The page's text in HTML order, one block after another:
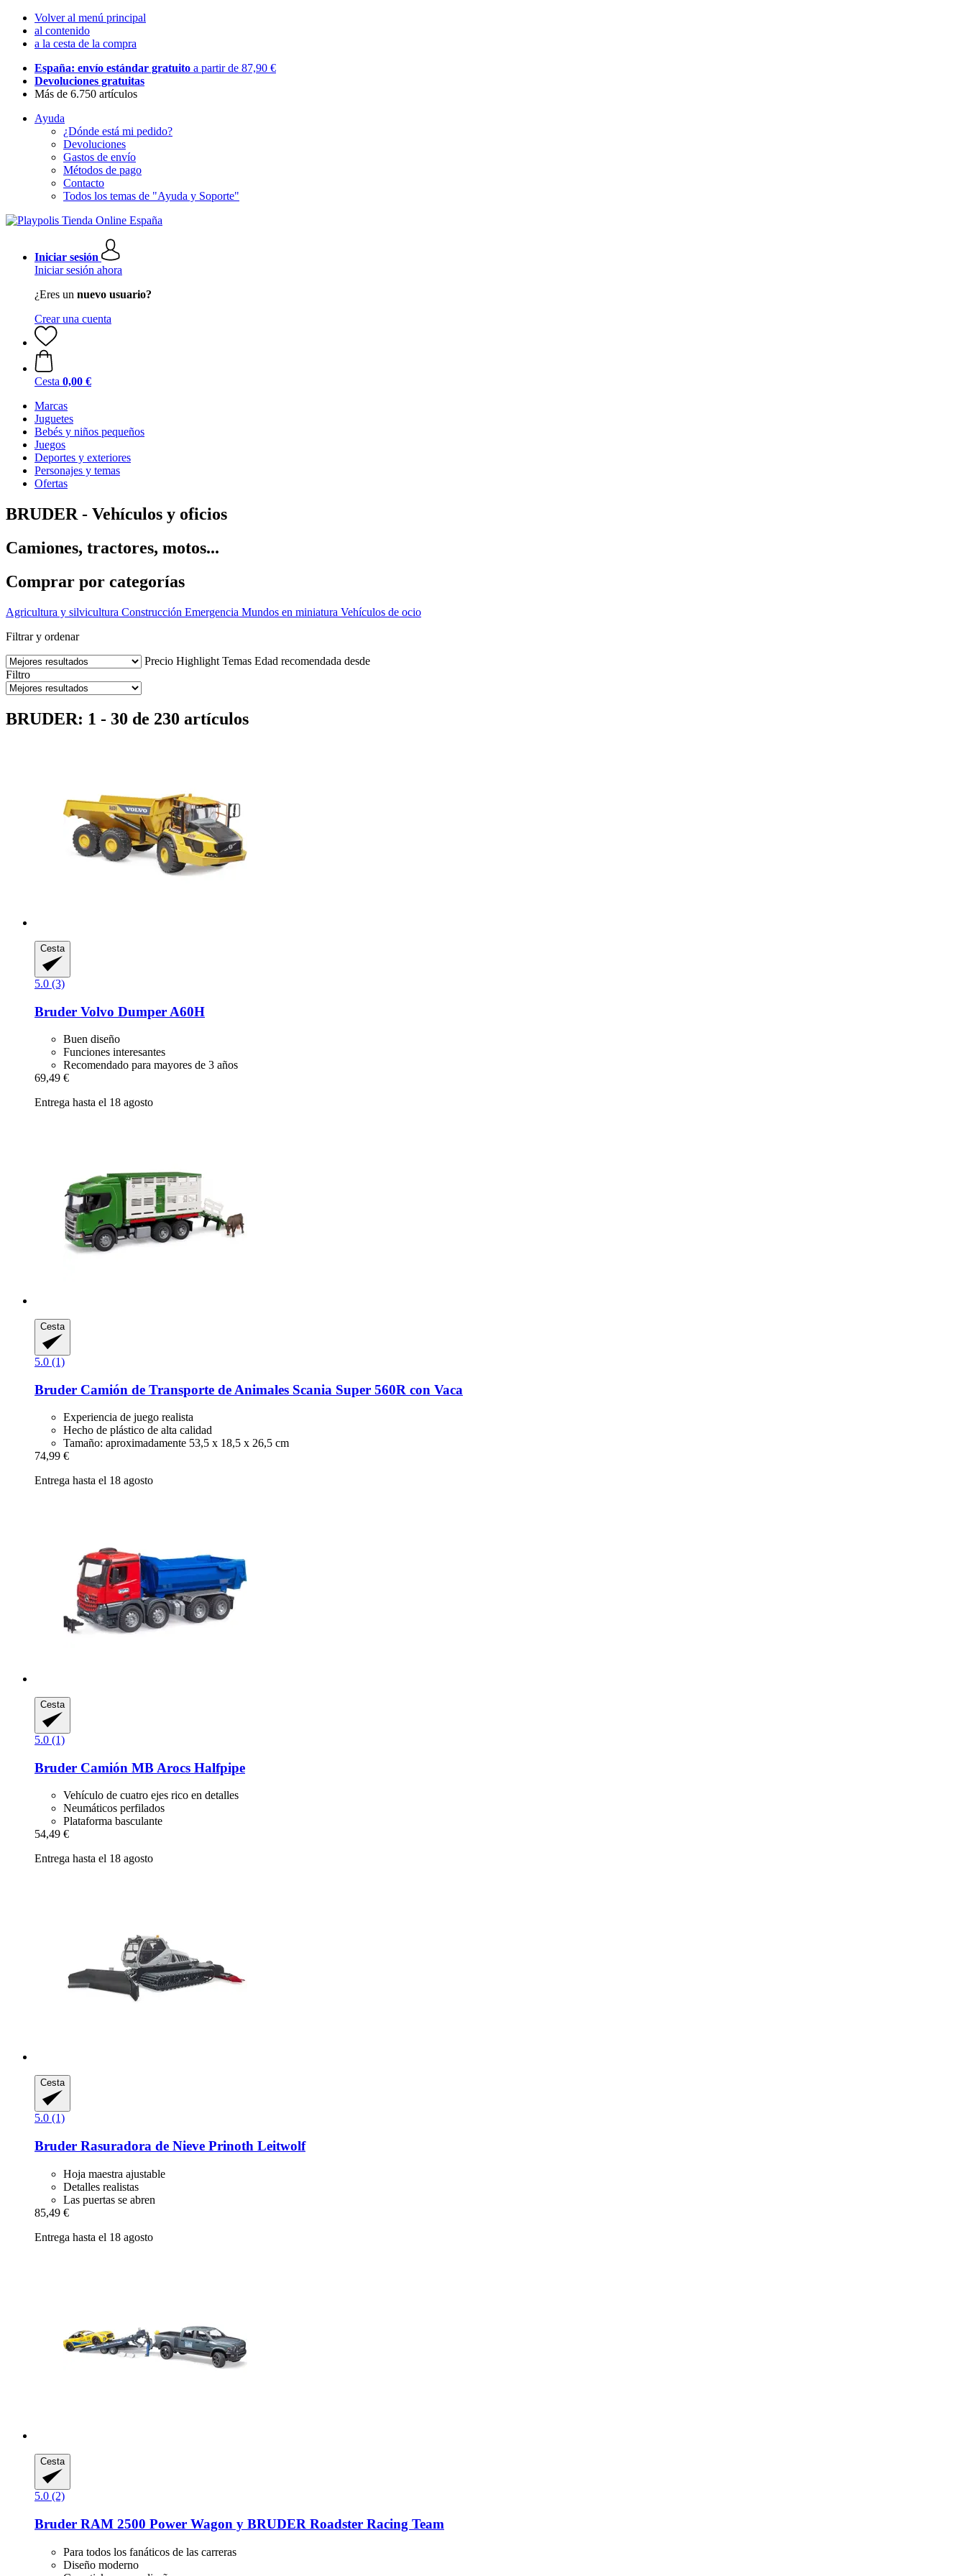
Volver al menú principal
al contenido
a la cesta de la compra
España: envío estándar gratuito a partir de 87,90 €
Devoluciones gratuitas
Más de 6.750 artículos
Ayuda
¿Dónde está mi pedido?
Devoluciones
Gastos de envío
Métodos de pago
Contacto
Todos los temas de "Ayuda y Soporte"
Iniciar sesión
Iniciar sesión ahora
¿Eres un nuevo usuario?
Crear una cuenta
Cesta 0,00 €
Marcas
Juguetes
Bebés y niños pequeños
Juegos
Deportes y exteriores
Personajes y temas
Ofertas
BRUDER - Vehículos y oficios
Camiones, tractores, motos...
Comprar por categorías
Agricultura y silvicultura Construcción Emergencia Mundos en miniatura Vehículos de ocio
Filtrar y ordenar
Precio Highlight Temas Edad recomendada desde
Filtro
BRUDER: 1 - 30 de 230 artículos
Cesta
5.0 (3)
Bruder Volvo Dumper A60H
Buen diseño
Funciones interesantes
Recomendado para mayores de 3 años
69,49 €
Entrega hasta el 18 agosto
Cesta
5.0 (1)
Bruder Camión de Transporte de Animales Scania Super 560R con Vaca
Experiencia de juego realista
Hecho de plástico de alta calidad
Tamaño: aproximadamente 53,5 x 18,5 x 26,5 cm
74,99 €
Entrega hasta el 18 agosto
Cesta
5.0 (1)
Bruder Camión MB Arocs Halfpipe
Vehículo de cuatro ejes rico en detalles
Neumáticos perfilados
Plataforma basculante
54,49 €
Entrega hasta el 18 agosto
Cesta
5.0 (1)
Bruder Rasuradora de Nieve Prinoth Leitwolf
Hoja maestra ajustable
Detalles realistas
Las puertas se abren
85,49 €
Entrega hasta el 18 agosto
Cesta
5.0 (2)
Bruder RAM 2500 Power Wagon y BRUDER Roadster Racing Team
Para todos los fanáticos de las carreras
Diseño moderno